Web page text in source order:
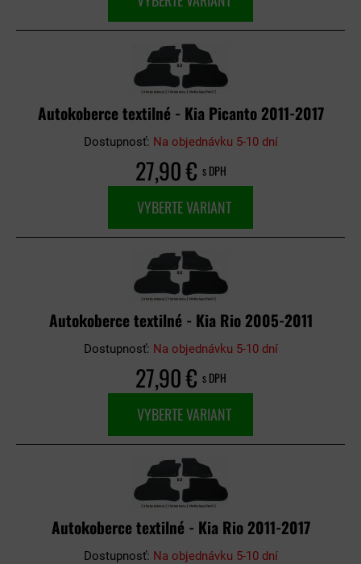
Autokoberce textilné - Kia Picanto 2011-2017
Dostupnosť: Na objednávku 5-10 dní
27,90 € s DPH
VYBERTE VARIANT
Autokoberce textilné - Kia Rio 2005-2011
Dostupnosť: Na objednávku 5-10 dní
27,90 € s DPH
VYBERTE VARIANT
Autokoberce textilné - Kia Rio 2011-2017
Dostupnosť: Na objednávku 5-10 dní